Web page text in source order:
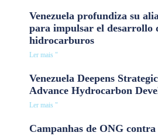
Venezuela profundiza su
para impulsar el desarrollo
hidrocarburos
Ler mais "
Venezuela Deepens
Advance Hydrocarbon
Ler mais "
Campanhas de ONG contra